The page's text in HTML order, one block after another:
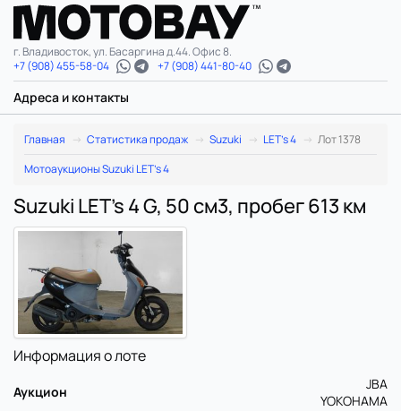
г. Владивосток, ул. Басаргина д.44. Офис 8.
+7 (908) 455-58-04
+7 (908) 441-80-40
Адреса и контакты
Главная Статистика продаж Suzuki LET's 4
Лот 1378
Мотоаукционы Suzuki LET's 4
Suzuki LET's 4 G, 50 см3, пробег 613 км
Информация о лоте
Аукцион
JBA
YOKOHAMA